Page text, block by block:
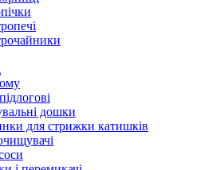
дошки
для стрижки катишків